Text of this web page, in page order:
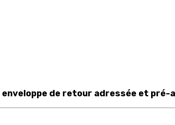
de retour adressée et pré-